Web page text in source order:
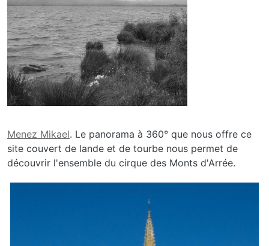
Menez Mikael. Le panorama à 360° que nous offre ce
site couvert de lande et de tourbe nous permet de
découvrir l'ensemble du cirque des Monts d'Arrée.